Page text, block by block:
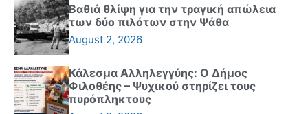
Βαθιά θλίψη για την τραγική απώλεια
των δύο πιλότων στην Ψάθα
August 2, 2026
Κάλεσμα Αλληλεγγύης: Ο Δήμος
Φιλοθέης – Ψυχικού στηρίζει τους
πυρόπληκτους